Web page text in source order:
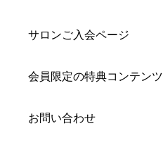
サロンご入会ページ
会員限定の特典コンテンツ
お問い合わせ